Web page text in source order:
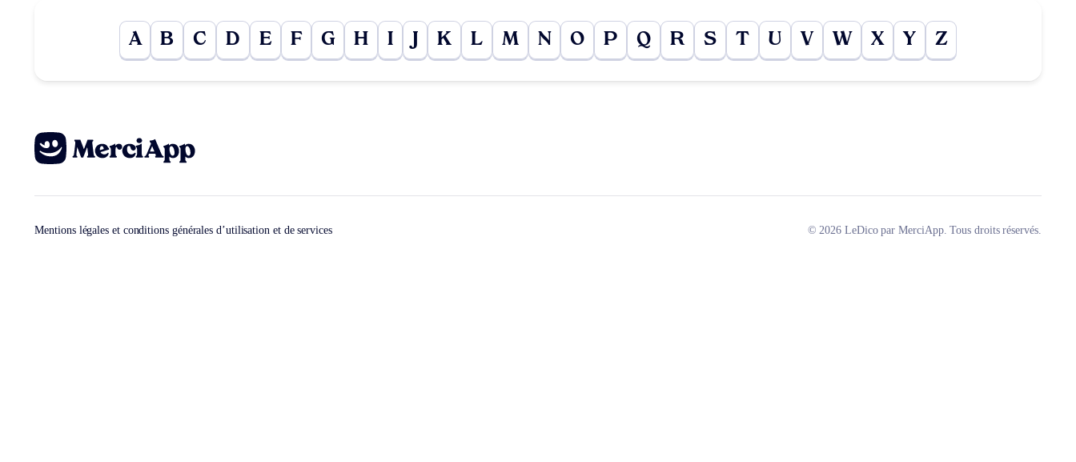
A B C D E F G H I K L M N O P Q R S T U V W X Y Z
Mentions légales et conditions générales d’utilisation et de services © 2026 LeDico par MerciApp. Tous droits réservés.